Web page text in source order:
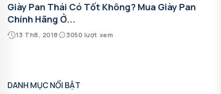
Giày Pan Thái Có Tốt Không? Mua Giày Pan
Chính Hãng Ở...
13 Th8, 2018 3050 lượt xem
DANH MỤC NỔI BẬT